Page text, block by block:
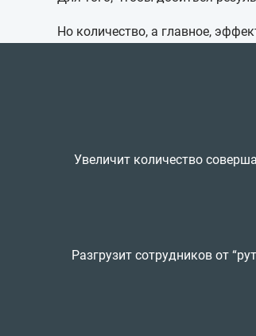
Но количество, а главное,
Увеличит количество
Разгрузит сотрудников от